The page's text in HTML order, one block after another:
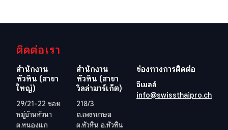
ติดต่อเรา
สำนักงาน
หัวหิน (สาขา
ใหญ่)
29/21-22 ซอย
หมู่บ้านหัวนา
ต.หนองแก
สำนักงาน
หัวหิน (สาขา
วิลล่ามาร์เก็ต)
218/3
ถ.เพชรเกษม
ต.หัวหิน อ.หัวหิน
ช่องทางการติดต่อ
อีเมลล์
info@swissthaipro.ch